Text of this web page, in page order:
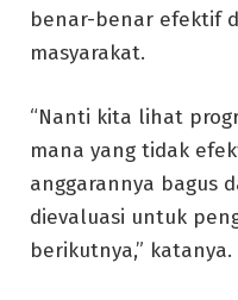
benar-benar efektif
masyarakat.
“Nanti kita lihat
mana yang tidak
anggarannya bagus
dievaluasi untuk
berikutnya,” katanya.